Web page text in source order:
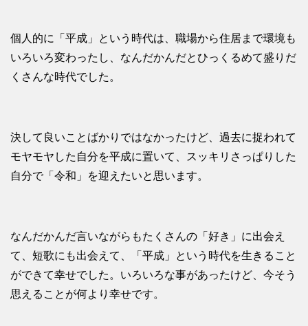
個人的に「平成」という時代は、職場から住居まで環境も
いろいろ変わったし、なんだかんだとひっくるめて盛りだ
くさんな時代でした。
決して良いことばかりではなかったけど、過去に捉われて
モヤモヤした自分を平成に置いて、スッキリさっぱりした
自分で「令和」を迎えたいと思います。
なんだかんだ言いながらもたくさんの「好き」に出会え
て、短歌にも出会えて、「平成」という時代を生きること
ができて幸せでした。いろいろな事があったけど、今そう
思えることが何より幸せです。